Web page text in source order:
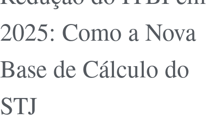
2025: Como a Nova
Base de Cálculo do
STJ